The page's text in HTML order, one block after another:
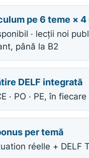
pe 6 teme ×
· lecții noi
până la B2
DELF integrată
· PO · PE, în
per temă
réelle + DELF